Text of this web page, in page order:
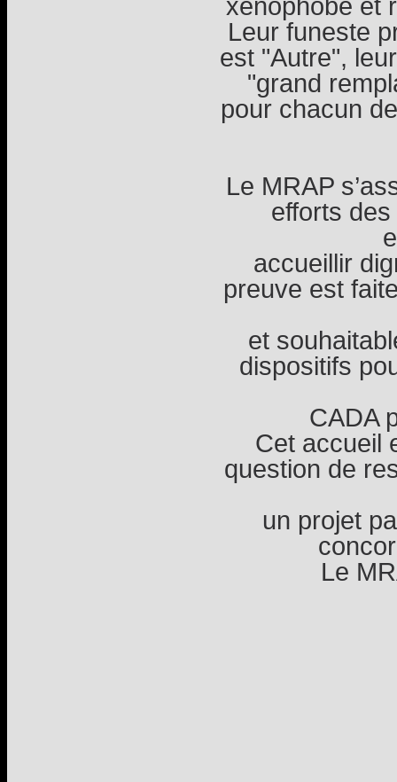
Leur funeste
est "Autre",
"grand
pour chacun
Le MRAP
efforts
accueillir
preuve est
et
dispositifs
CADA
Cet accueil
question de
un projet
Le